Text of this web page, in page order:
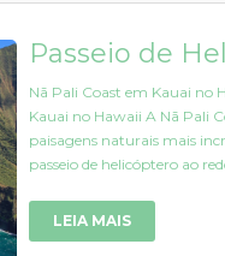
Passeio de
Nā Pali Coast em Kauai no
Kauai no Hawaii A Nā Pali
paisagens naturais mais
passeio de helicóptero ao
LEIA MAIS